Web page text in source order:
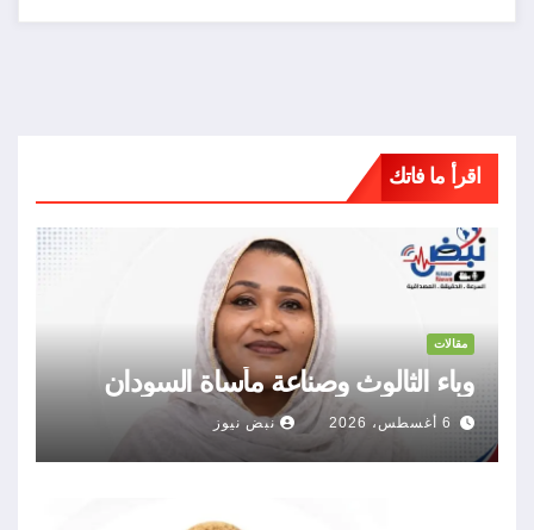
اقرأ ما فاتك
مقالات
وباء الثالوث وصناعة مأساة السودان
6 أغسطس، 2026 نبض نيوز